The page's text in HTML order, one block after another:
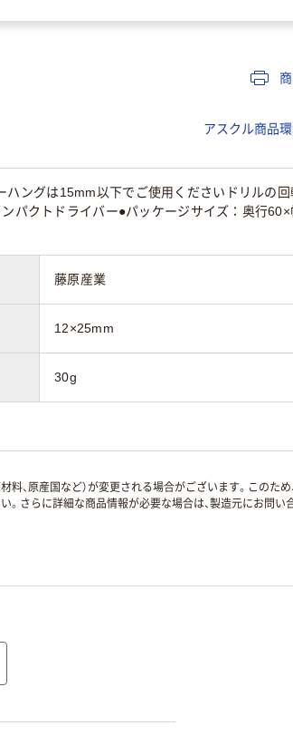
アスクル商品
ングは15mm以下でご使用くださいドリルの回
パクトドライバー●パッケージサイズ：奥行60×
藤原産業
12×25mm
30g
料、原産国など）が変更される場合がございます。このた
さらに詳細な商品情報が必要な場合は、製造元にお問い